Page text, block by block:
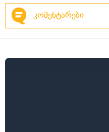
კომენტარები